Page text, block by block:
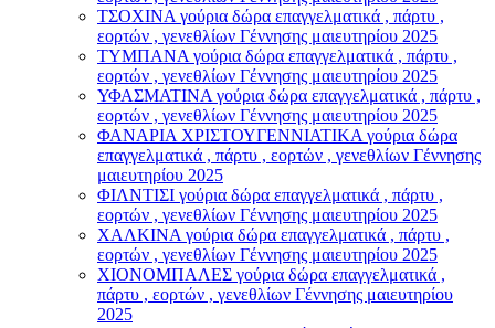
ΤΣΟΧΙΝΑ γούρια δώρα επαγγελματικά , πάρτυ ,
εορτών , γενεθλίων Γέννησης μαιευτηρίου 2025
ΤΥΜΠΑΝΑ γούρια δώρα επαγγελματικά , πάρτυ ,
εορτών , γενεθλίων Γέννησης μαιευτηρίου 2025
ΥΦΑΣΜΑΤΙΝΑ γούρια δώρα επαγγελματικά , πάρτυ ,
εορτών , γενεθλίων Γέννησης μαιευτηρίου 2025
ΦΑΝΑΡΙΑ ΧΡΙΣΤΟΥΓΕΝΝΙΑΤΙΚΑ γούρια δώρα
επαγγελματικά , πάρτυ , εορτών , γενεθλίων Γέννησης
μαιευτηρίου 2025
ΦΙΛΝΤΙΣΙ γούρια δώρα επαγγελματικά , πάρτυ ,
εορτών , γενεθλίων Γέννησης μαιευτηρίου 2025
ΧΑΛΚΙΝΑ γούρια δώρα επαγγελματικά , πάρτυ ,
εορτών , γενεθλίων Γέννησης μαιευτηρίου 2025
ΧΙΟΝΟΜΠΑΛΕΣ γούρια δώρα επαγγελματικά ,
πάρτυ , εορτών , γενεθλίων Γέννησης μαιευτηρίου
2025